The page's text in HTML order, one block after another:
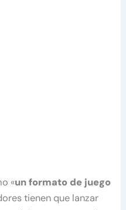
«un formato de juego
tienen que lanzar